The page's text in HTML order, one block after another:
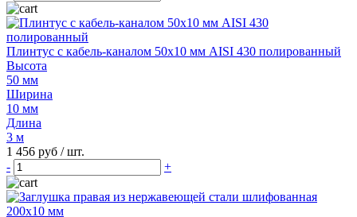
Плинтус с кабель-каналом 50х10 мм AISI 430 полированный
Высота
50 мм
Ширина
10 мм
Длина
3 м
1 456 руб / шт.
-
+